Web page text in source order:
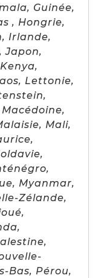
Guinée,
, Hongrie,
Irlande,
Japon,
Lettonie,
Mali,
Myanmar,
Zélande,
Bas, Pérou,